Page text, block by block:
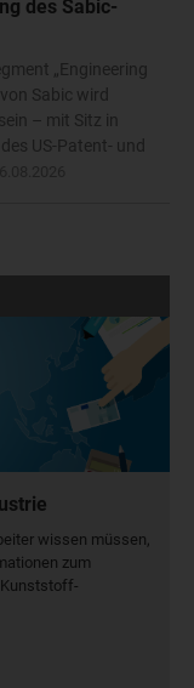
des Sabic-
„Engineering
Sabic wird
– mit Sitz in
US-Patent- und
wissen müssen,
zum